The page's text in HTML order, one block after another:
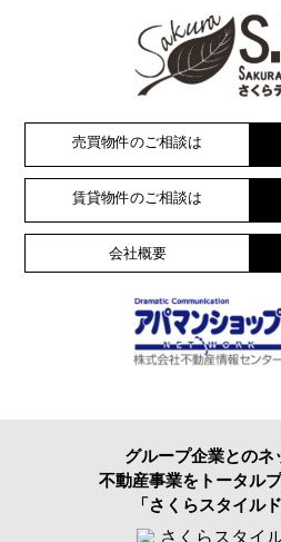
売買物件のご相談は
賃貸物件のご相談は
会社概要
グループ企業とのネ
不動産事業をトータル
「さくらスタイル